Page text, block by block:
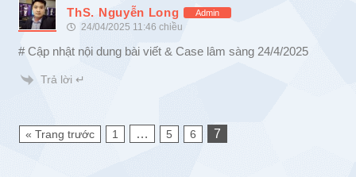
ThS. Nguyễn Long Admin
24/04/2025 11:46 chiều
# Cập nhật nội dung bài viết & Case lâm sàng 24/4/2025
Trả lời ↵
« Trang trước 1 … 5 6 7